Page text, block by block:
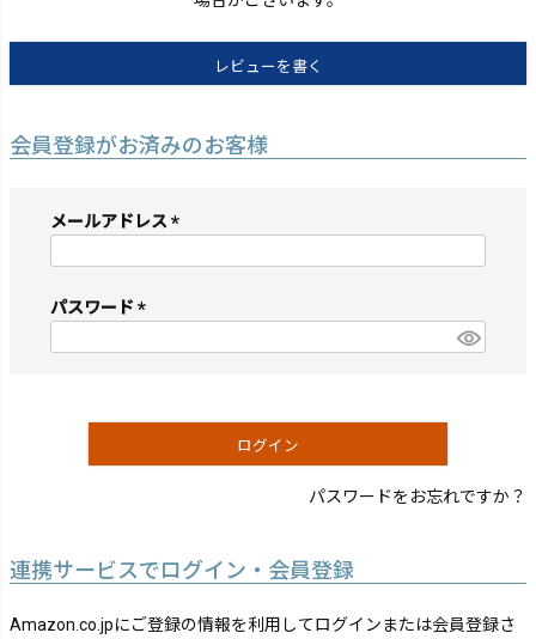
レビューを書く
会員登録がお済みのお客様
メールアドレス
須)
パスワード
須)
ログイン
パスワードをお忘れですか？
連携サービスでログイン・会員登録
Amazon.co.jpにご登録の情報を利用してログインまたは会員登録さ